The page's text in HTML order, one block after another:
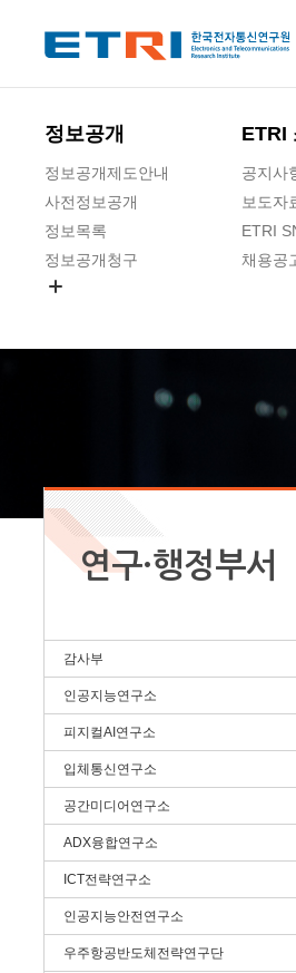
정보공개
정보공개제도안내
사전정보공개
정보목록
정보공개청구
ETRI
공지사
보도자
ETRI
채용공
연구·행정부서
감사부
인공지능연구소
피지컬AI연구소
입체통신연구소
공간미디어연구소
ADX융합연구소
ICT전략연구소
인공지능안전연구소
우주항공반도체전략연구단